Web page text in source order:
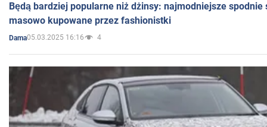
Będą bardziej popularne niż dżinsy: najmodniejsze spodnie
masowo kupowane przez fashionistki
Dama05.03.2025 16:16 4